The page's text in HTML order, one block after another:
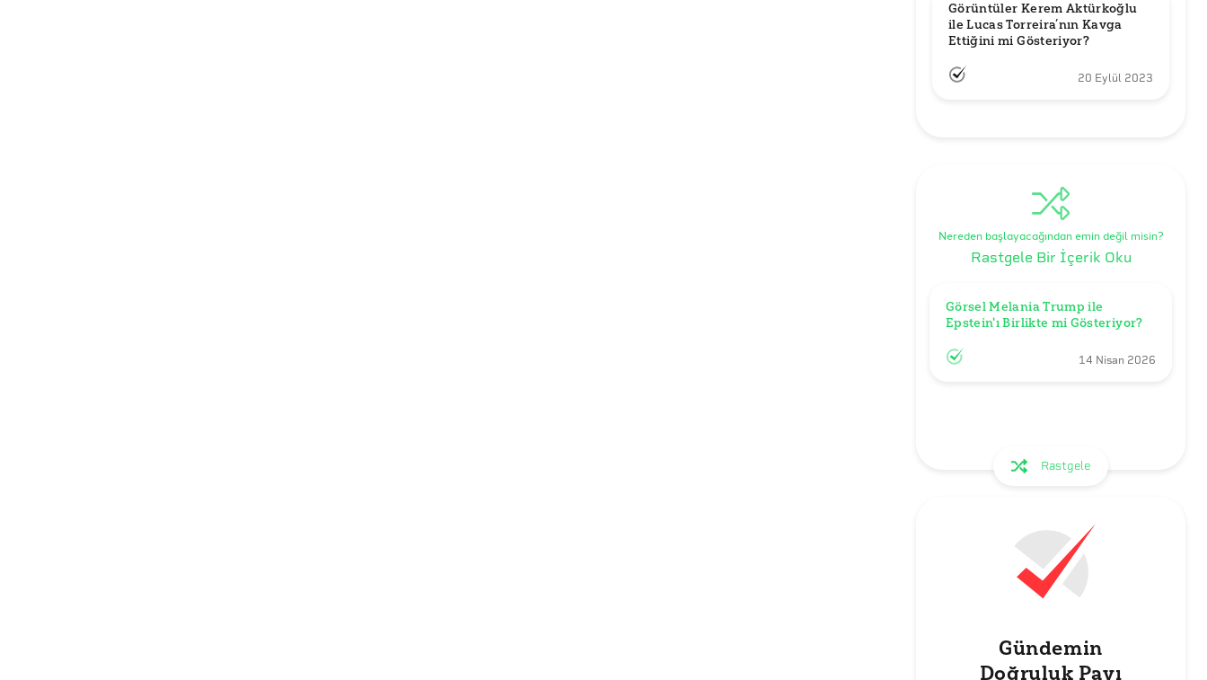
Görüntüler Kerem Aktürkoğlu
ile Lucas Torreira’nın Kavga
Ettiğini mi Gösteriyor?
20 Eylül 2023
Nereden başlayacağından emin değil misin?
Rastgele Bir İçerik Oku
Görsel Melania Trump ile
Epstein'ı Birlikte mi Gösteriyor?
14 Nisan 2026
Rastgele
Gündemin
Doğruluk Payı